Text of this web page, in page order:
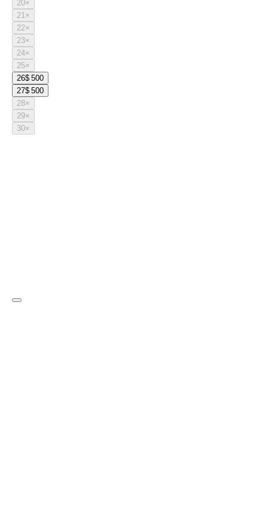
20×
21×
22×
23×
24×
25×
26$ 500
27$ 500
28×
29×
30×